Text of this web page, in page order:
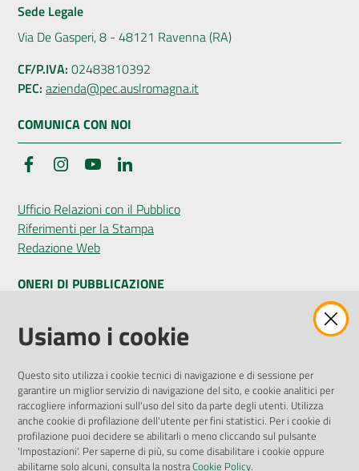
Sede Legale
Via De Gasperi, 8 - 48121 Ravenna (RA)
CF/P.IVA: 02483810392
PEC: azienda@pec.auslromagna.it
COMUNICA CON NOI
FacebookInstagramYouTube
Ufficio Relazioni con il Pubblico
Riferimenti per la Stampa
Redazione Web
ONERI DI PUBBLICAZIONE
Amministrazione Trasparente
Pubblicità legale
Privacy Policy
Attuazione Misure PNRR
Liste di Attesa
ENTI, IMPRESE E PARTNER
Usiamo i cookie
Questo sito utilizza i cookie tecnici di navigazione e di sessione per
garantire un miglior servizio di navigazione del sito, e cookie analitici per
raccogliere informazioni sull'uso del sito da parte degli utenti. Utilizza
anche cookie di profilazione dell'utente per fini statistici. Per i cookie di
profilazione puoi decidere se abilitarli o meno cliccando sul pulsante
'Impostazioni'. Per saperne di più, su come disabilitare i cookie oppure
abilitarne solo alcuni, consulta la nostraCookie Policy.